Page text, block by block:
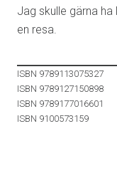
Jag skulle gärna
en resa.
ISBN 9789113075327
ISBN 9789127150898
ISBN 9789177016601
ISBN 9100573159